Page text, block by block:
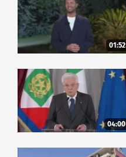
01:52
04:00